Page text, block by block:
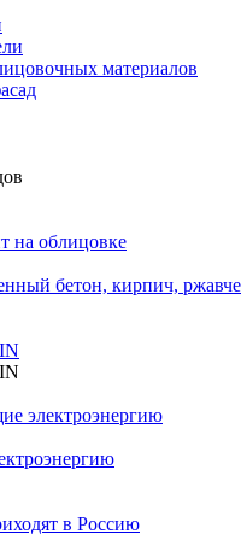
материалов
на облицовке
бетон, кирпич,
электроэнергию
в Россию